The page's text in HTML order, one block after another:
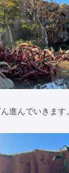
進んでいきます。